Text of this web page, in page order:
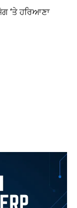
‘ਤੇ ਹਰਿਆਣਾ